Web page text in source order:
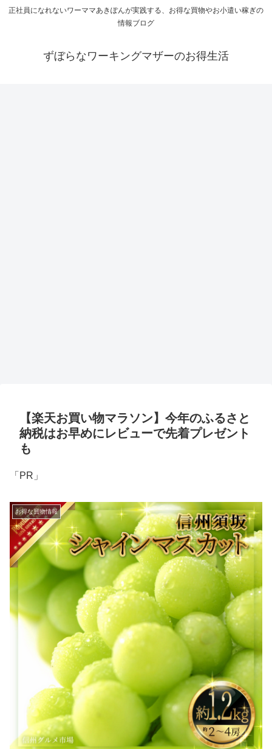
正社員になれないワーママあきぽんが実践する、お得な買物やお小遣い稼ぎの
情報ブログ
ずぼらなワーキングマザーのお得生活
【楽天お買い物マラソン】今年のふるさと
納税はお早めにレビューで先着プレゼント
も
「PR」
お得な買物情報